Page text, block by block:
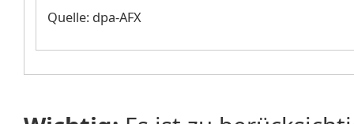
Quelle: dpa-AFX